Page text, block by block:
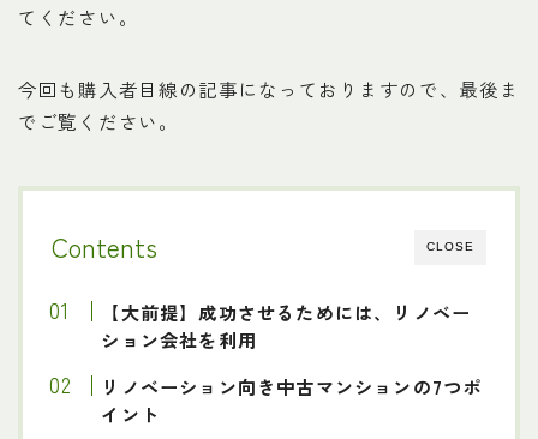
てください。
今回も購入者目線の記事になっておりますので、最後ま
でご覧ください。
CLOSE
Contents
【大前提】成功させるためには、リノベー
ション会社を利用
リノベーション向き中古マンションの7つポ
イント